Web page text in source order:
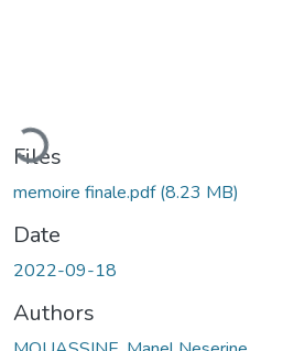
Files
memoire finale.pdf(8.23 MB)
Date
2022-09-18
Authors